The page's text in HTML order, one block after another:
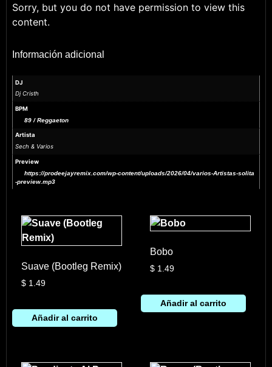
Sorry, but you do not have permission to view this
content.
Información adicional
DJ
Dj Cristh
BPM
89 / Reggaeton
Artista
Sech & Varios
Preview
https://prodeejayremix.com/wp-content/uploads/2026/04/varios-Artistas-solita
-preview.mp3
Suave (Bootleg Remix)
$1.49
Añadir al carrito
Bobo
$ 1.49
Añadir al carrito